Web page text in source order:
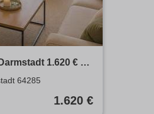
1.620 € 95
64285
1.620 €